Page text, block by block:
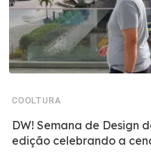
COOLTURA
DW! Semana de Design
edição celebrando a